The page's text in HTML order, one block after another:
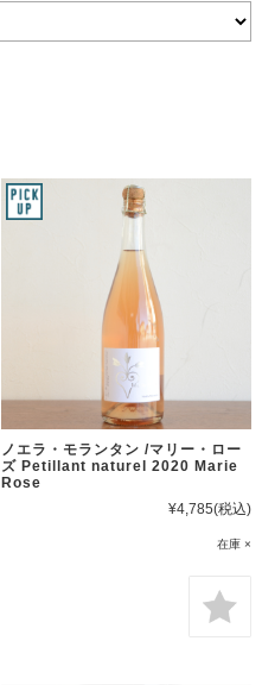
ノエラ・モランタン /マリー・ロー
ズ Petillant naturel 2020 Marie
Rose
¥4,785(税込)
在庫 ×